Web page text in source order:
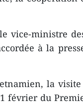
le vice-ministre
à la
la
février du